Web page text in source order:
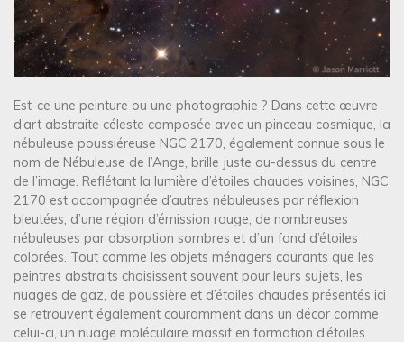
Est-ce une peinture ou une photographie ? Dans cette œuvre
d’art abstraite céleste composée avec un pinceau cosmique, la
nébuleuse poussiéreuse NGC 2170, également connue sous le
nom de Nébuleuse de l’Ange, brille juste au-dessus du centre
de l’image. Reflétant la lumière d’étoiles chaudes voisines, NGC
2170 est accompagnée d’autres nébuleuses par réflexion
bleutées, d’une région d’émission rouge, de nombreuses
nébuleuses par absorption sombres et d’un fond d’étoiles
colorées. Tout comme les objets ménagers courants que les
peintres abstraits choisissent souvent pour leurs sujets, les
nuages de gaz, de poussière et d’étoiles chaudes présentés ici
se retrouvent également couramment dans un décor comme
celui-ci, un nuage moléculaire massif en formation d’étoiles